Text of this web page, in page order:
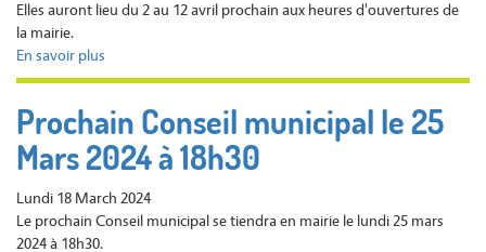
à
du
lac
du
Bourget
Elles auront lieu du 2 au 12 avril prochain aux heures d'ouvertures de
la mairie.
En savoir plus
RENTREE
2025
:
INSCRIPTIONS
DU
2
Prochain Conseil municipal le 25
Mars 2024 à 18h30
Lundi 18 March 2024
Le prochain Conseil municipal se tiendra en mairie le lundi 25 mars
2024 à 18h30.